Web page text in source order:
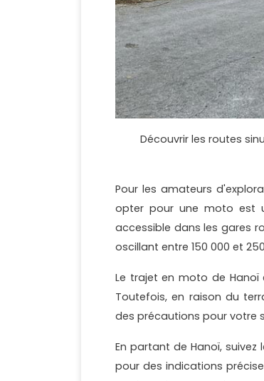
Découvrir les routes
Pour les amateurs
opter pour une moto est
accessible dans les gares
oscillant entre 150 000 et
Le trajet en moto de Hanoï
Toutefois, en raison du
des précautions pour votre
En partant de Hanoï, suivez
pour des indications